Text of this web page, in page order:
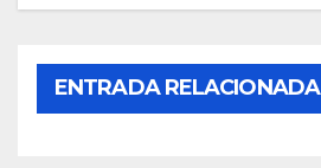
ENTRADA RELACIONADA